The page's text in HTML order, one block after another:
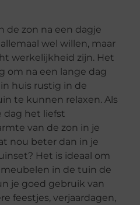
de zon na een dagje
wel willen, maar
werkelijkheid zijn. Het
om na een lange dag
huis rustig in de
te kunnen relaxen. Als
dag het liefst
van de zon in je
nou beter dan in je
Het is ideaal om
in de tuin de
je goed gebruik van
feestjes, verjaardagen,